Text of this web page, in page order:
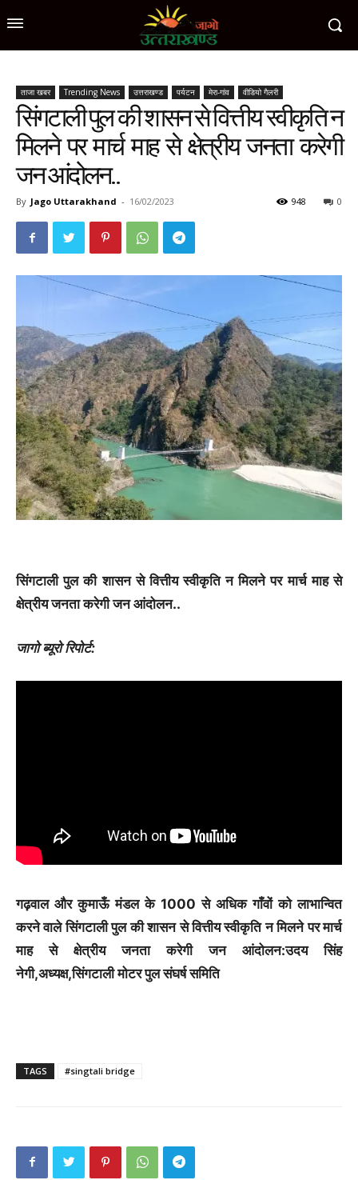
ताजा खबर Trending News उत्तराखण्ड पर्यटन मेरा-गांव वीडियो गैलरी
सिंगटाली पुल की शासन से वित्तीय स्वीकृति न
मिलने पर मार्च माह से क्षेत्रीय जनता करेगी
जन आंदोलन..
By Jago Uttarakhand - 16/02/2023 0
948
सिंगटाली पुल की शासन से वित्तीय स्वीकृति न मिलने पर मार्च माह से
क्षेत्रीय जनता करेगी जन आंदोलन..
जागो ब्यूरो रिपोर्ट:
गढ़वाल और कुमाऊँ मंडल के 1000 से अधिक गाँवों को लाभान्वित
करने वाले सिंगटाली पुल की शासन से वित्तीय स्वीकृति न मिलने पर मार्च
माह से क्षेत्रीय जनता करेगी जन आंदोलन:उदय सिंह
नेगी,अध्यक्ष,सिंगटाली मोटर पुल संघर्ष समिति
TAGS #singtali bridge